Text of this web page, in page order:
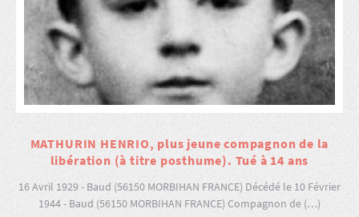
MATHURIN HENRIO, plus jeune compagnon de la
libération (à titre posthume). Tué à 14 ans
16 Avril 1929 - Baud (56150 MORBIHAN FRANCE) Décédé le 10 Février
1944 - Baud (56150 MORBIHAN FRANCE) Compagnon de (…)